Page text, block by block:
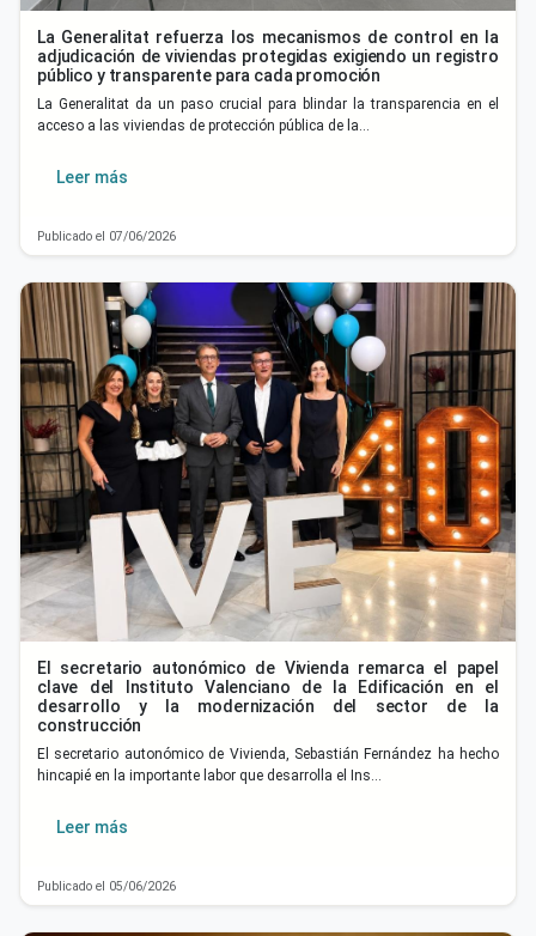
La Generalitat refuerza los mecanismos de control en la
adjudicación de viviendas protegidas exigiendo un registro
público y transparente para cada promoción
La Generalitat da un paso crucial para blindar la transparencia en el
acceso a las viviendas de protección pública de la…
Leer más
Publicado el 07/06/2026
El secretario autonómico de Vivienda remarca el papel
clave del Instituto Valenciano de la Edificación en el
desarrollo y la modernización del sector de la
construcción
El secretario autonómico de Vivienda, Sebastián Fernández ha hecho
hincapié en la importante labor que desarrolla el Ins…
Leer más
Publicado el 05/06/2026